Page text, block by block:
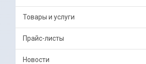
Товары и услуги
Прайс-листы
Новости